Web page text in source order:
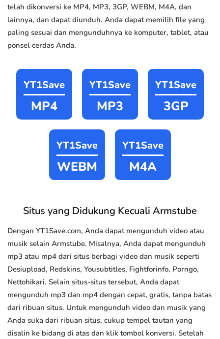
telah dikonversi ke MP4, MP3, 3GP, WEBM, M4A, dan
lainnya, dan dapat diunduh. Anda dapat memilih file yang
paling sesuai dan mengunduhnya ke komputer, tablet, atau
ponsel cerdas Anda.
YT1Save
MP4
YT1Save
MP3
YT1Save
3GP
YT1Save
WEBM
YT1Save
M4A
Situs yang Didukung Kecuali Armstube
Dengan YT1Save.com, Anda dapat mengunduh video atau
musik selain Armstube. Misalnya, Anda dapat mengunduh
mp3 atau mp4 dari situs berbagi video dan musik seperti
Desiupload, Redskins, Yousubtitles, Fightforinfo, Porngo,
Nettohikari. Selain situs-situs tersebut, Anda dapat
mengunduh mp3 dan mp4 dengan cepat, gratis, tanpa batas
dari ribuan situs. Untuk mengunduh video dan musik yang
Anda suka dari ribuan situs, cukup tempel tautan yang
disalin ke bidang di atas dan klik tombol konversi. Setelah